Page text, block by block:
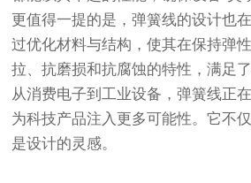
更值得一提的是，弹簧线的设计也
过优化材料与结构，使其在保持弹
拉、抗磨损和抗腐蚀的特性，满足
从消费电子到工业设备，弹簧线正在
为科技产品注入更多可能性。它不
是设计的灵感。